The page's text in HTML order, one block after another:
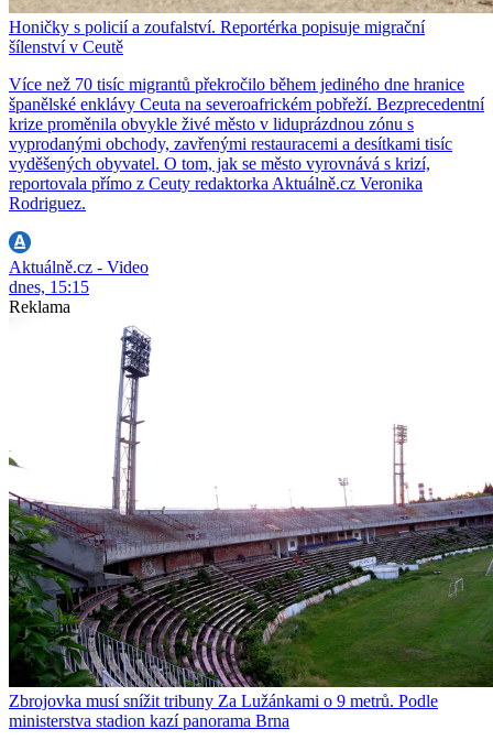
Honičky s policií a zoufalství. Reportérka popisuje migrační
šílenství v Ceutě
Více než 70 tisíc migrantů překročilo během jediného dne hranice
španělské enklávy Ceuta na severoafrickém pobřeží. Bezprecedentní
krize proměnila obvykle živé město v liduprázdnou zónu s
vyprodanými obchody, zavřenými restauracemi a desítkami tisíc
vyděšených obyvatel. O tom, jak se město vyrovnává s krizí,
reportovala přímo z Ceuty redaktorka Aktuálně.cz Veronika
Rodriguez.
Aktuálně.cz - Video
dnes, 15:15
Reklama
Zbrojovka musí snížit tribuny Za Lužánkami o 9 metrů. Podle
ministerstva stadion kazí panorama Brna